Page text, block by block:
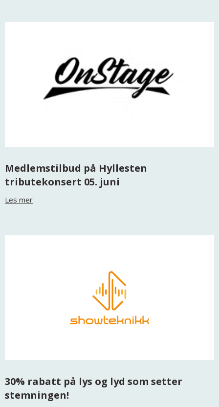
Medlemstilbud på Hyllesten
tributekonsert 05. juni
Les mer
30% rabatt på lys og lyd som setter
stemningen!